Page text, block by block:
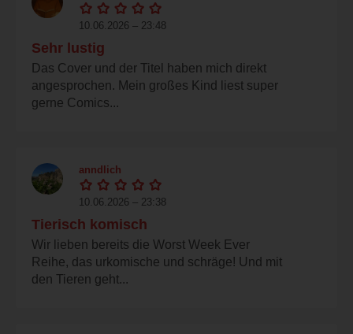
10.06.2026 – 23:48
Sehr lustig
Das Cover und der Titel haben mich direkt
angesprochen. Mein großes Kind liest super
gerne Comics...
anndlich
10.06.2026 – 23:38
Tierisch komisch
Wir lieben bereits die Worst Week Ever
Reihe, das urkomische und schräge! Und mit
den Tieren geht...